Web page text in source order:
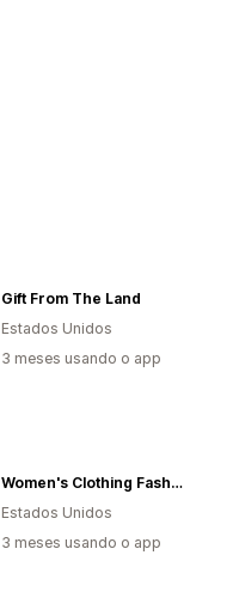
Gift From The Land
Estados Unidos
3 meses usando o app
Women's Clothing Fashion Boutique
Estados Unidos
3 meses usando o app